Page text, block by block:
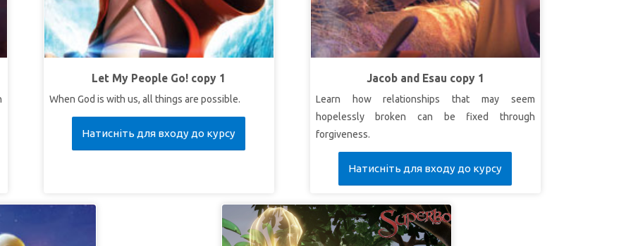
Let My People Go! copy 1
When God is with us, all things are possible.
Натисніть для входу до курсу
Jacob and Esau copy 1
Learn how relationships that may seem
hopelessly broken can be fixed through
forgiveness.
Натисніть для входу до курсу